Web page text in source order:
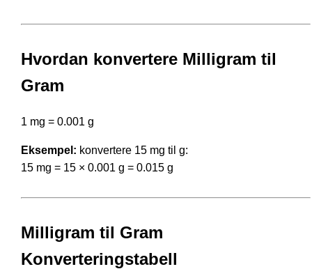
Hvordan konvertere Milligram til
Gram
1 mg = 0.001 g
Eksempel: konvertere 15 mg til g:
15 mg = 15 × 0.001 g = 0.015 g
Milligram til Gram
Konverteringstabell